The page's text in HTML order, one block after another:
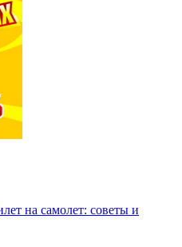
на самолет: советы и